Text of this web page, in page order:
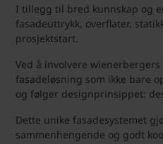
I tillegg til bred kunnskap og
fasadeuttrykk, overflater,
prosjektstart.
Ved å involvere
fasadeløsning som ikke bare
og følger designprinsippet:
Dette unike fasadesystemet
sammenhengende og godt